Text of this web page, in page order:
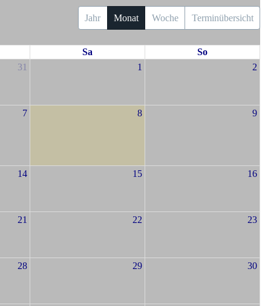
Jahr Monat Woche Terminübersicht
Sa
So
31 1 2
7 8 9
14 15 16
21 22 23
28 29 30